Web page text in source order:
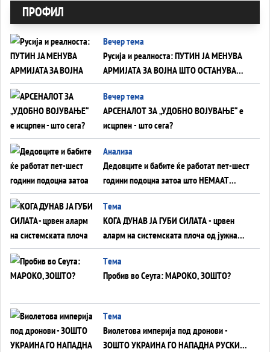
ПРОФИЛ
Вечер тема
Русија и реалноста: ПУТИН ЈА МЕНУВА
АРМИЈАТА ЗА ВОЈНА ШТО ОСТАНУВА
БЕЗ ФРОНТ
Вечер тема
АРСЕНАЛОТ ЗА „УДОБНО ВОЈУВАЊЕ“ е
исцрпен - што сега?
Анализа
Дедовците и бабите ќе работат пет-шест
години подоцна затоа што НЕМААТ
ВНУЦИ ДА ГИ ЗАМЕНАТ
Tема
КОГА ДУНАВ ЈА ГУБИ СИЛАТА - црвен
аларм на системската плоча од јужна
Германија до Црното Море...
Tема
Пробив во Сеута: МАРОКО, ЗОШТО?
Tема
Виолетова империја под дронови -
ЗОШТО УКРАИНА ГО НАПАДНА РУСКИОТ